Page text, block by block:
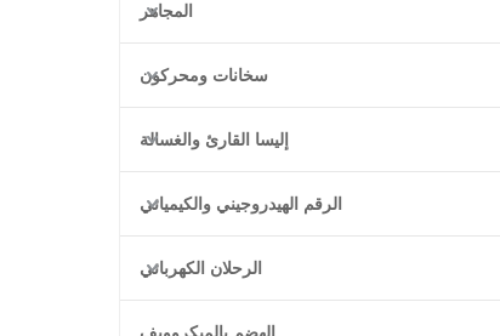
المجاهر
سخانات ومحركون
إليسا القارئ والغسالة
الرقم الهيدروجيني والكيميائي
الرحلان الكهربائي